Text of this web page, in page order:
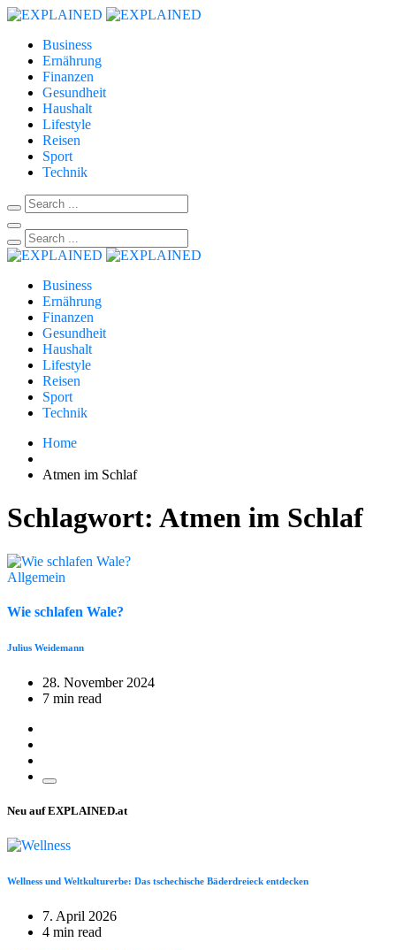
Business
Ernährung
Finanzen
Gesundheit
Haushalt
Lifestyle
Reisen
Sport
Technik
Business
Ernährung
Finanzen
Gesundheit
Haushalt
Lifestyle
Reisen
Sport
Technik
Home
Atmen im Schlaf
Schlagwort: Atmen im Schlaf
Allgemein
Wie schlafen Wale?
Julius Weidemann
28. November 2024
7 min read
Neu auf EXPLAINED.at
Wellness und Weltkulturerbe: Das tschechische Bäderdreieck entdecken
7. April 2026
4 min read